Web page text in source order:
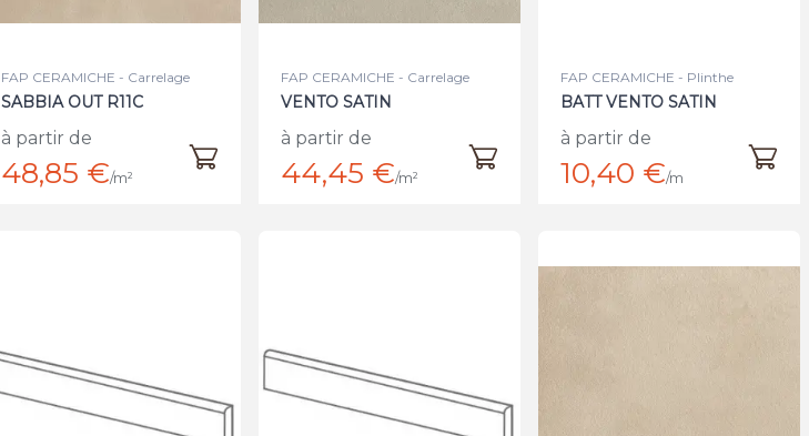
FAP CERAMICHE - Carrelage
SABBIA OUT R11C
à partir de
48,85 €/m²
FAP CERAMICHE - Carrelage
VENTO SATIN
à partir de
44,45 €/m²
FAP CERAMICHE - Plinthe
BATT VENTO SATIN
à partir de
10,40 €/m